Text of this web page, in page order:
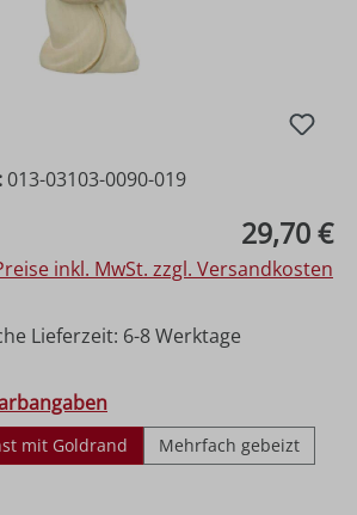
013-03103-0090-019
29,70 €
inkl. MwSt. zzgl. Versandkosten
Lieferzeit: 6-8 Werktage
mit Goldrand
Mehrfach gebeizt